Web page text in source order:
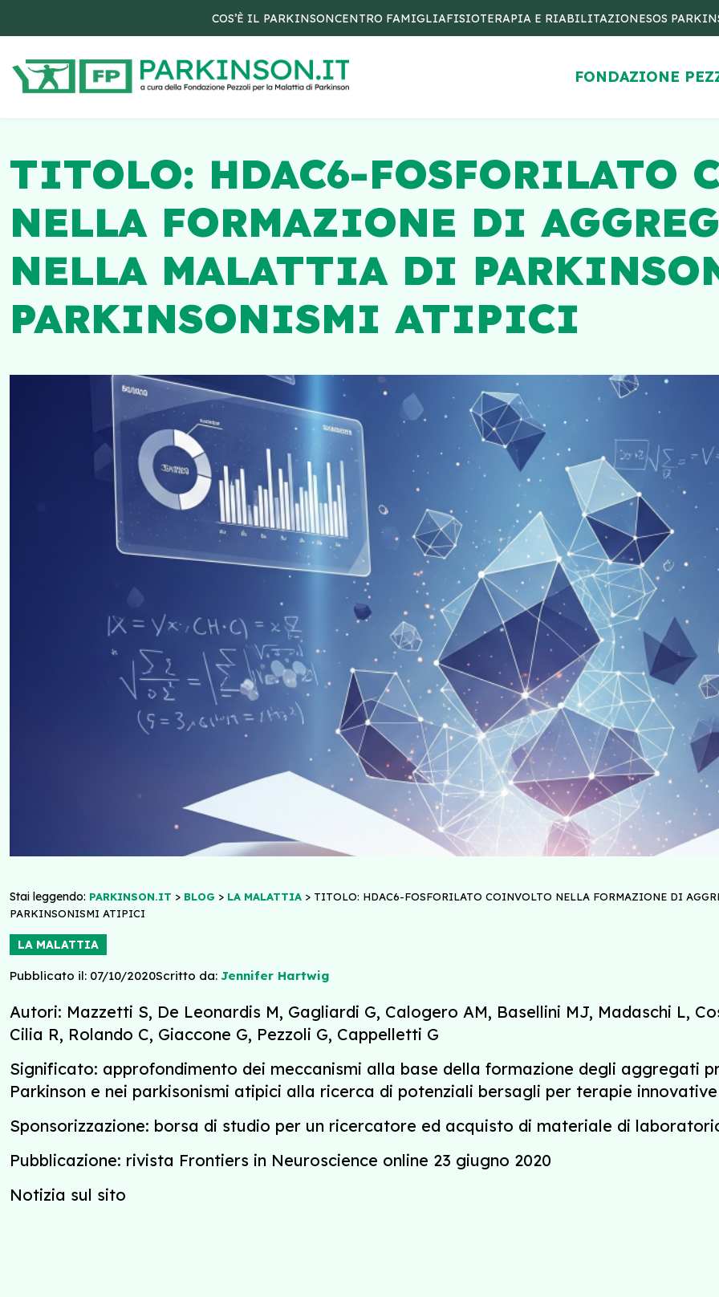
COS’È IL PARKINSONCENTRO FAMIGLIAFISIOTERAPIA E RIABILITAZIONESOS
FONDAZIONE
TITOLO: HDAC6-FOSFORILATO
NELLA FORMAZIONE DI
NELLA MALATTIA DI
PARKINSONISMI ATIPICI
Stai leggendo: PARKINSON.IT > BLOG > LA MALATTIA > TITOLO: HDAC6-FOSFORILATO COINVOLTO NELLA FORMAZIONE DI
PARKINSONISMI ATIPICI
LA MALATTIA
Pubblicato il: 07/10/2020Scritto da: Jennifer Hartwig
Autori: Mazzetti S, De Leonardis M, Gagliardi G, Calogero AM, Basellini MJ, Madaschi L,
Cilia R, Rolando C, Giaccone G, Pezzoli G, Cappelletti G
Significato: approfondimento dei meccanismi alla base della formazione degli aggregati
Parkinson e nei parkisonismi atipici alla ricerca di potenziali bersagli per terapie innovative
Sponsorizzazione: borsa di studio per un ricercatore ed acquisto di materiale di
Pubblicazione: rivista Frontiers in Neuroscience online 23 giugno 2020
Notizia sul sito